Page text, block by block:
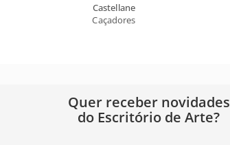
Castellane
Caçadores
Quer receber novidades
do Escritório de Arte?